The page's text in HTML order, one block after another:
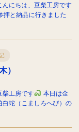
にちは、豆柴工房です
拝と納品に行きました
）
柴工房です
本日は金
蛇（こましろへび）の